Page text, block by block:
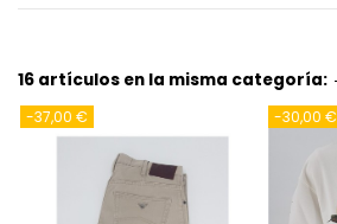
16 artículos en la misma categoría:
-37,00 € -30,00 €